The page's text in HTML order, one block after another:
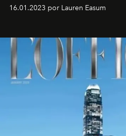
16.01.2023 por Lauren Easum